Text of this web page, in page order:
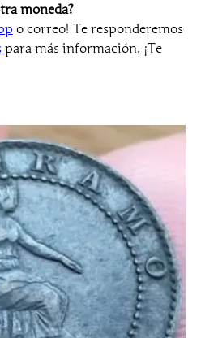
moneda?
o correo! Te responderemos
para más información, ¡Te